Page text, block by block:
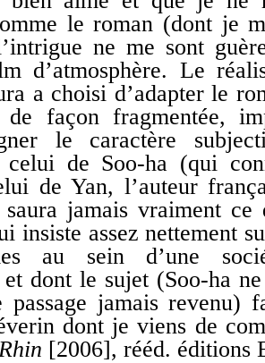
le roman (dont je
ne me sont
d’atmosphère. Le
a choisi d’adapter le
façon fragmentée,
le caractère
celui de Soo-ha (qui
de Yan, l’auteur
jamais vraiment
insiste assez nettement
au sein d’une
dont le sujet (Soo-ha
passage jamais revenu)
dont je viens de
[2006], rééd. éditions